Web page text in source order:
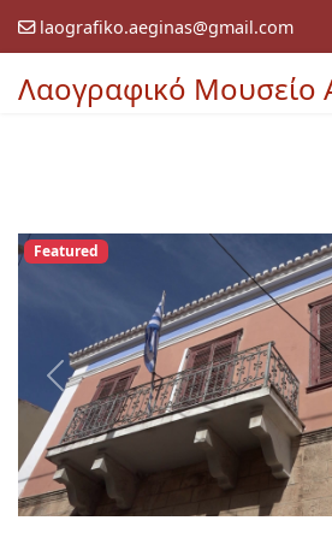
laografiko.aeginas@gmail.com
Λαογραφικό Μουσείο
Previous
Featured